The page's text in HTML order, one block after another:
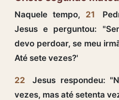
Naquele tempo, 21
Jesus e perguntou:
devo perdoar, se meu
Até sete vezes?'
22
Jesus respondeu:
vezes, mas até setenta